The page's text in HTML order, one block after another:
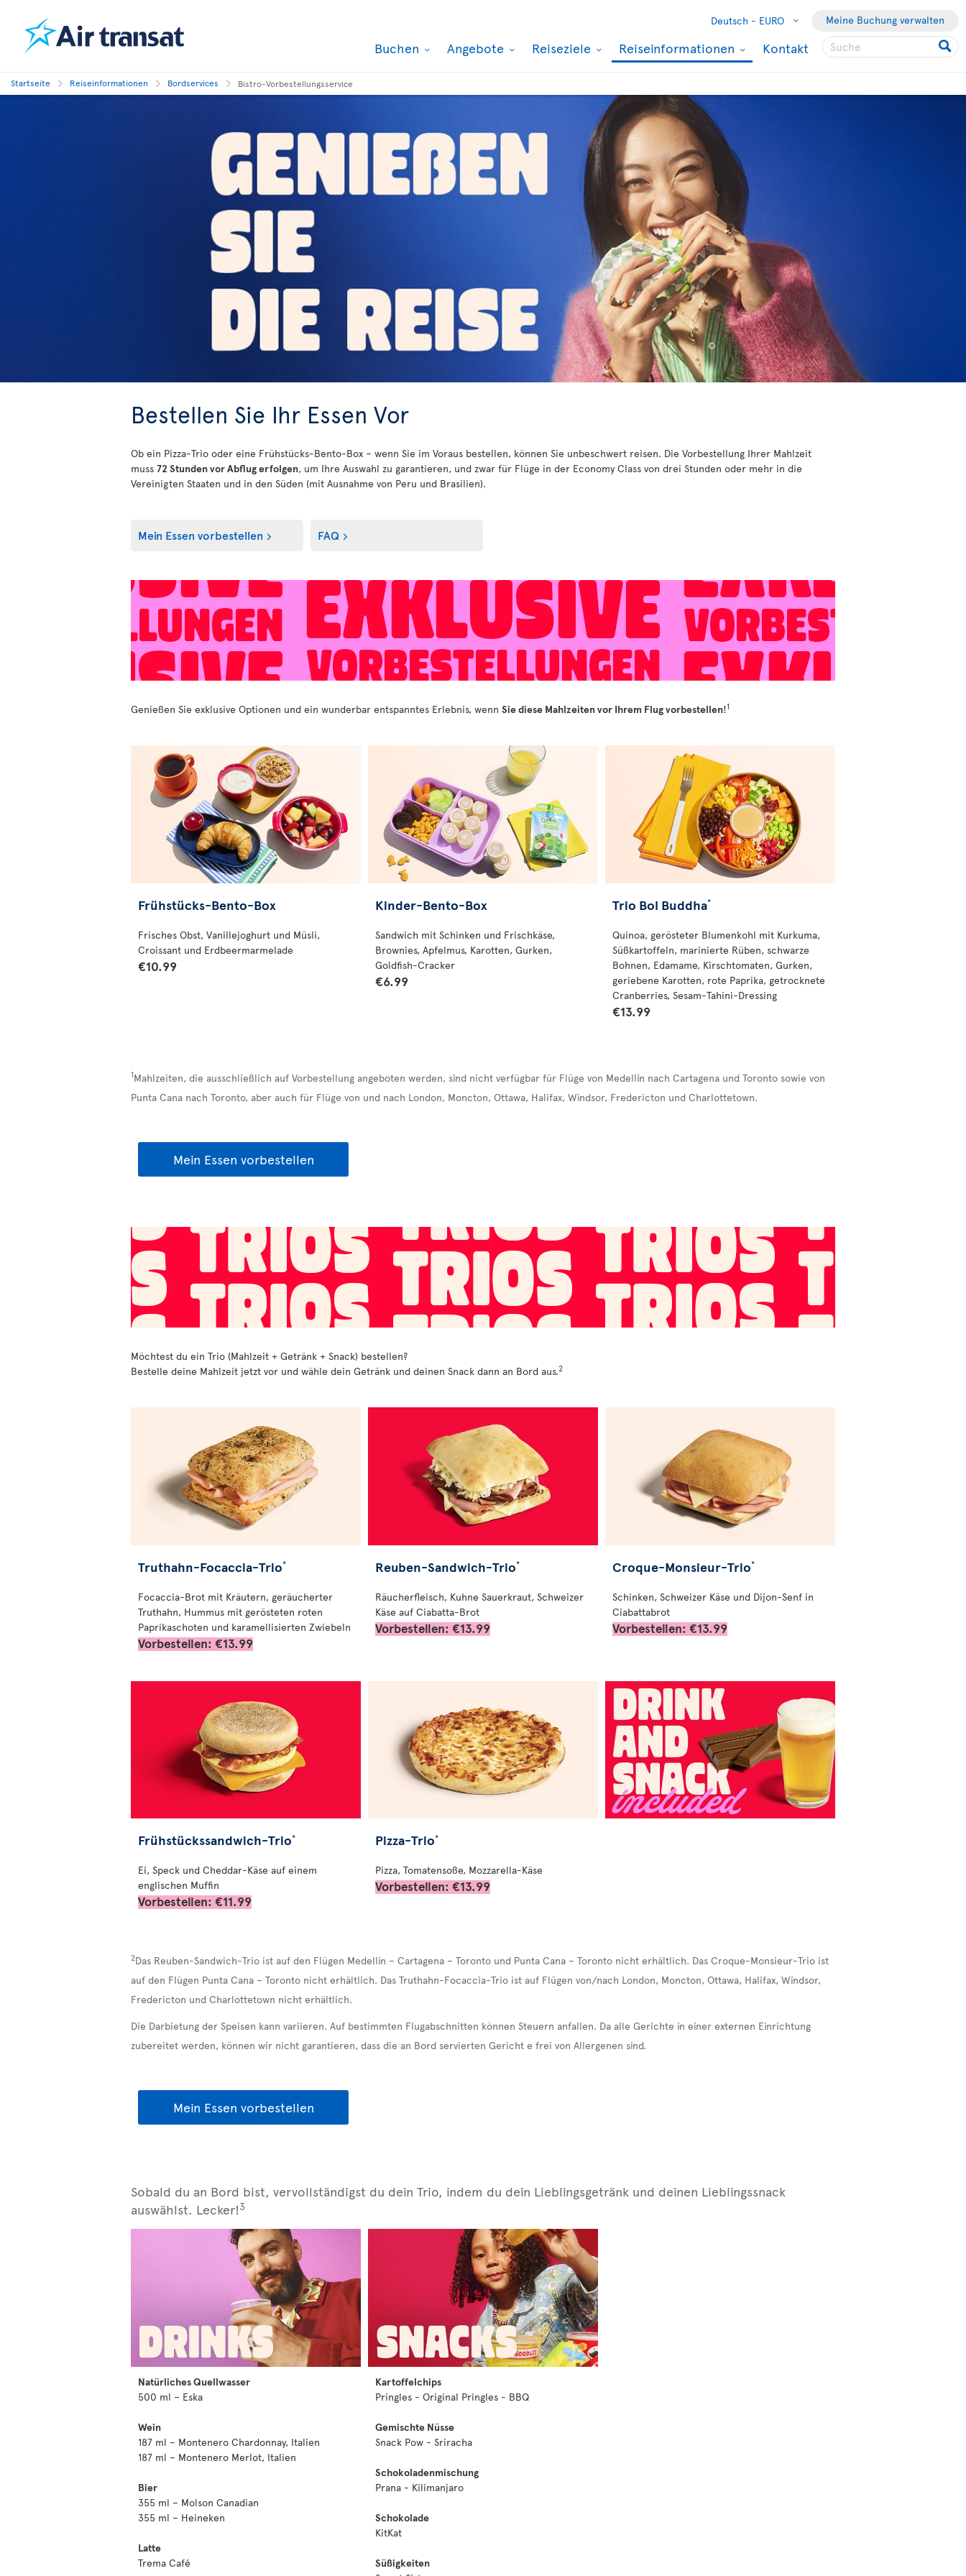
Deutsch - EURO Meine Buchung verwalten
Buchen Angebote Reiseziele Reiseinformationen Kontakt
Startseite Reiseinformationen Bordservices Bistro-Vorbestellungsservice
Bestellen Sie Ihr Essen Vor
Ob ein Pizza-Trio oder eine Frühstücks-Bento-Box – wenn Sie im Voraus bestellen, können Sie unbeschwert reisen. Die Vorbestellung Ihrer Mahlzeit
muss 72 Stunden vor Abflug erfolgen, um Ihre Auswahl zu garantieren, und zwar für Flüge in der Economy Class von drei Stunden oder mehr in die
Vereinigten Staaten und in den Süden (mit Ausnahme von Peru und Brasilien).
Mein Essen vorbestellen FAQ
Genießen Sie exklusive Optionen und ein wunderbar entspanntes Erlebnis, wenn Sie diese Mahlzeiten vor Ihrem Flug vorbestellen!1
Frühstücks-Bento-Box
Frisches Obst, Vanillejoghurt und Müsli,
Croissant und Erdbeermarmelade
€10.99
Kinder-Bento-Box
Sandwich mit Schinken und Frischkäse,
Brownies, Apfelmus, Karotten, Gurken,
Goldfish-Cracker
€6.99
Trio Bol Buddha*
Quinoa, gerösteter Blumenkohl mit Kurkuma,
Süßkartoffeln, marinierte Rüben, schwarze
Bohnen, Edamame, Kirschtomaten, Gurken,
geriebene Karotten, rote Paprika, getrocknete
Cranberries, Sesam-Tahini-Dressing
€13.99
1Mahlzeiten, die ausschließlich auf Vorbestellung angeboten werden, sind nicht verfügbar für Flüge von Medellín nach Cartagena und Toronto sowie von
Punta Cana nach Toronto, aber auch für Flüge von und nach London, Moncton, Ottawa, Halifax, Windsor, Fredericton und Charlottetown.
Mein Essen vorbestellen
Möchtest du ein Trio (Mahlzeit + Getränk + Snack) bestellen?
Bestelle deine Mahlzeit jetzt vor und wähle dein Getränk und deinen Snack dann an Bord aus.2
Truthahn-Focaccia-Trio*
Focaccia-Brot mit Kräutern, geräucherter
Truthahn, Hummus mit gerösteten roten
Paprikaschoten und karamellisierten Zwiebeln
Vorbestellen: €13.99
Reuben-Sandwich-Trio*
Räucherfleisch, Kuhne Sauerkraut, Schweizer
Käse auf Ciabatta-Brot
Vorbestellen: €13.99
Croque-Monsieur-Trio*
Schinken, Schweizer Käse und Dijon-Senf in
Ciabattabrot
Vorbestellen: €13.99
Frühstückssandwich-Trio*
Ei, Speck und Cheddar-Käse auf einem
englischen Muffin
Vorbestellen: €11.99
Pizza-Trio*
Pizza, Tomatensoße, Mozzarella-Käse
Vorbestellen: €13.99
2Das Reuben-Sandwich-Trio ist auf den Flügen Medellín – Cartagena – Toronto und Punta Cana – Toronto nicht erhältlich. Das Croque-Monsieur-Trio ist
auf den Flügen Punta Cana – Toronto nicht erhältlich. Das Truthahn-Focaccia-Trio ist auf Flügen von/nach London, Moncton, Ottawa, Halifax, Windsor,
Fredericton und Charlottetown nicht erhältlich.
Die Darbietung der Speisen kann variieren. Auf bestimmten Flugabschnitten können Steuern anfallen. Da alle Gerichte in einer externen Einrichtung
zubereitet werden, können wir nicht garantieren, dass die an Bord servierten Gericht e frei von Allergenen sind.
Mein Essen vorbestellen
Sobald du an Bord bist, vervollständigst du dein Trio, indem du dein Lieblingsgetränk und deinen Lieblingssnack
auswählst. Lecker!3
Natürliches Quellwasser
500 ml – Eska
Wein
187 ml – Montenero Chardonnay, Italien
187 ml – Montenero Merlot, Italien
Bier
355 ml – Molson Canadian
355 ml – Heineken
Latte
Trema Café
Kartoffelchips
Pringles - Original Pringles - BBQ
Gemischte Nüsse
Snack Pow - Sriracha
Schokoladenmischung
Prana - Kilimanjaro
Schokolade
KitKat
Süßigkeiten